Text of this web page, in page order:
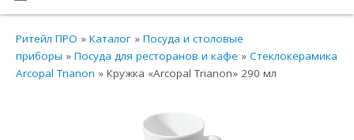
Ритейл ПРО »Каталог »Посуда и столовые
приборы »Посуда для ресторанов и кафе »Стеклокерамика
Arcopal Trianon » Кружка «Arcopal Trianon» 290 мл